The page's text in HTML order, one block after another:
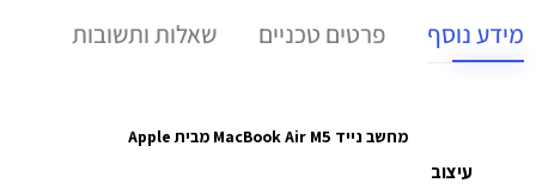
מידע נוסף פרטים טכניים שאלות ותשובות
מחשב נייד MacBook Air M5 מבית Apple
עיצוב